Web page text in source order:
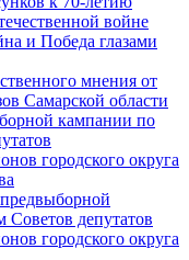
войне
и Победа глазами
мнения от
Самарской области
кампании по
городского округа
депутатов
городского округа